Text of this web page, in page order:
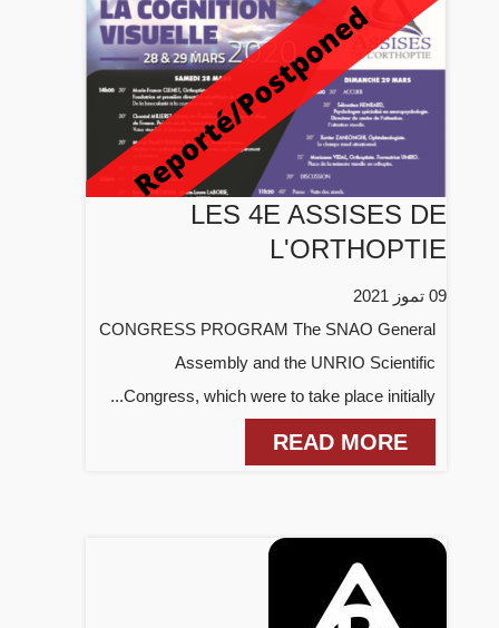
LES 4E ASSISES DE
L'ORTHOPTIE
09 تموز 2021
CONGRESS PROGRAM The SNAO General
Assembly and the UNRIO Scientific
Congress, which were to take place initially...
READ MORE